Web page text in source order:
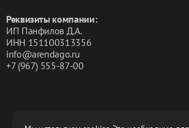
▎Кухня:
• Индукционная плита
Реквизиты компании:
ИП Панфилов Д.А.
ИНН 151100313356
info@arendago.ru
+7 (967) 555-87-00